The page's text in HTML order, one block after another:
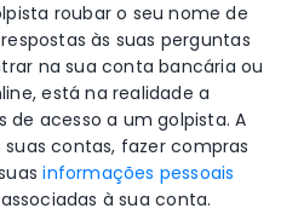
roubar o seu nome de
às suas perguntas
na sua conta bancária ou
está na realidade a
de acesso a um golpista. A
contas, fazer compras
informações pessoais
à sua conta.